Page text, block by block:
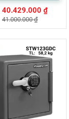
40.429.000 ₫
41.000.000₫